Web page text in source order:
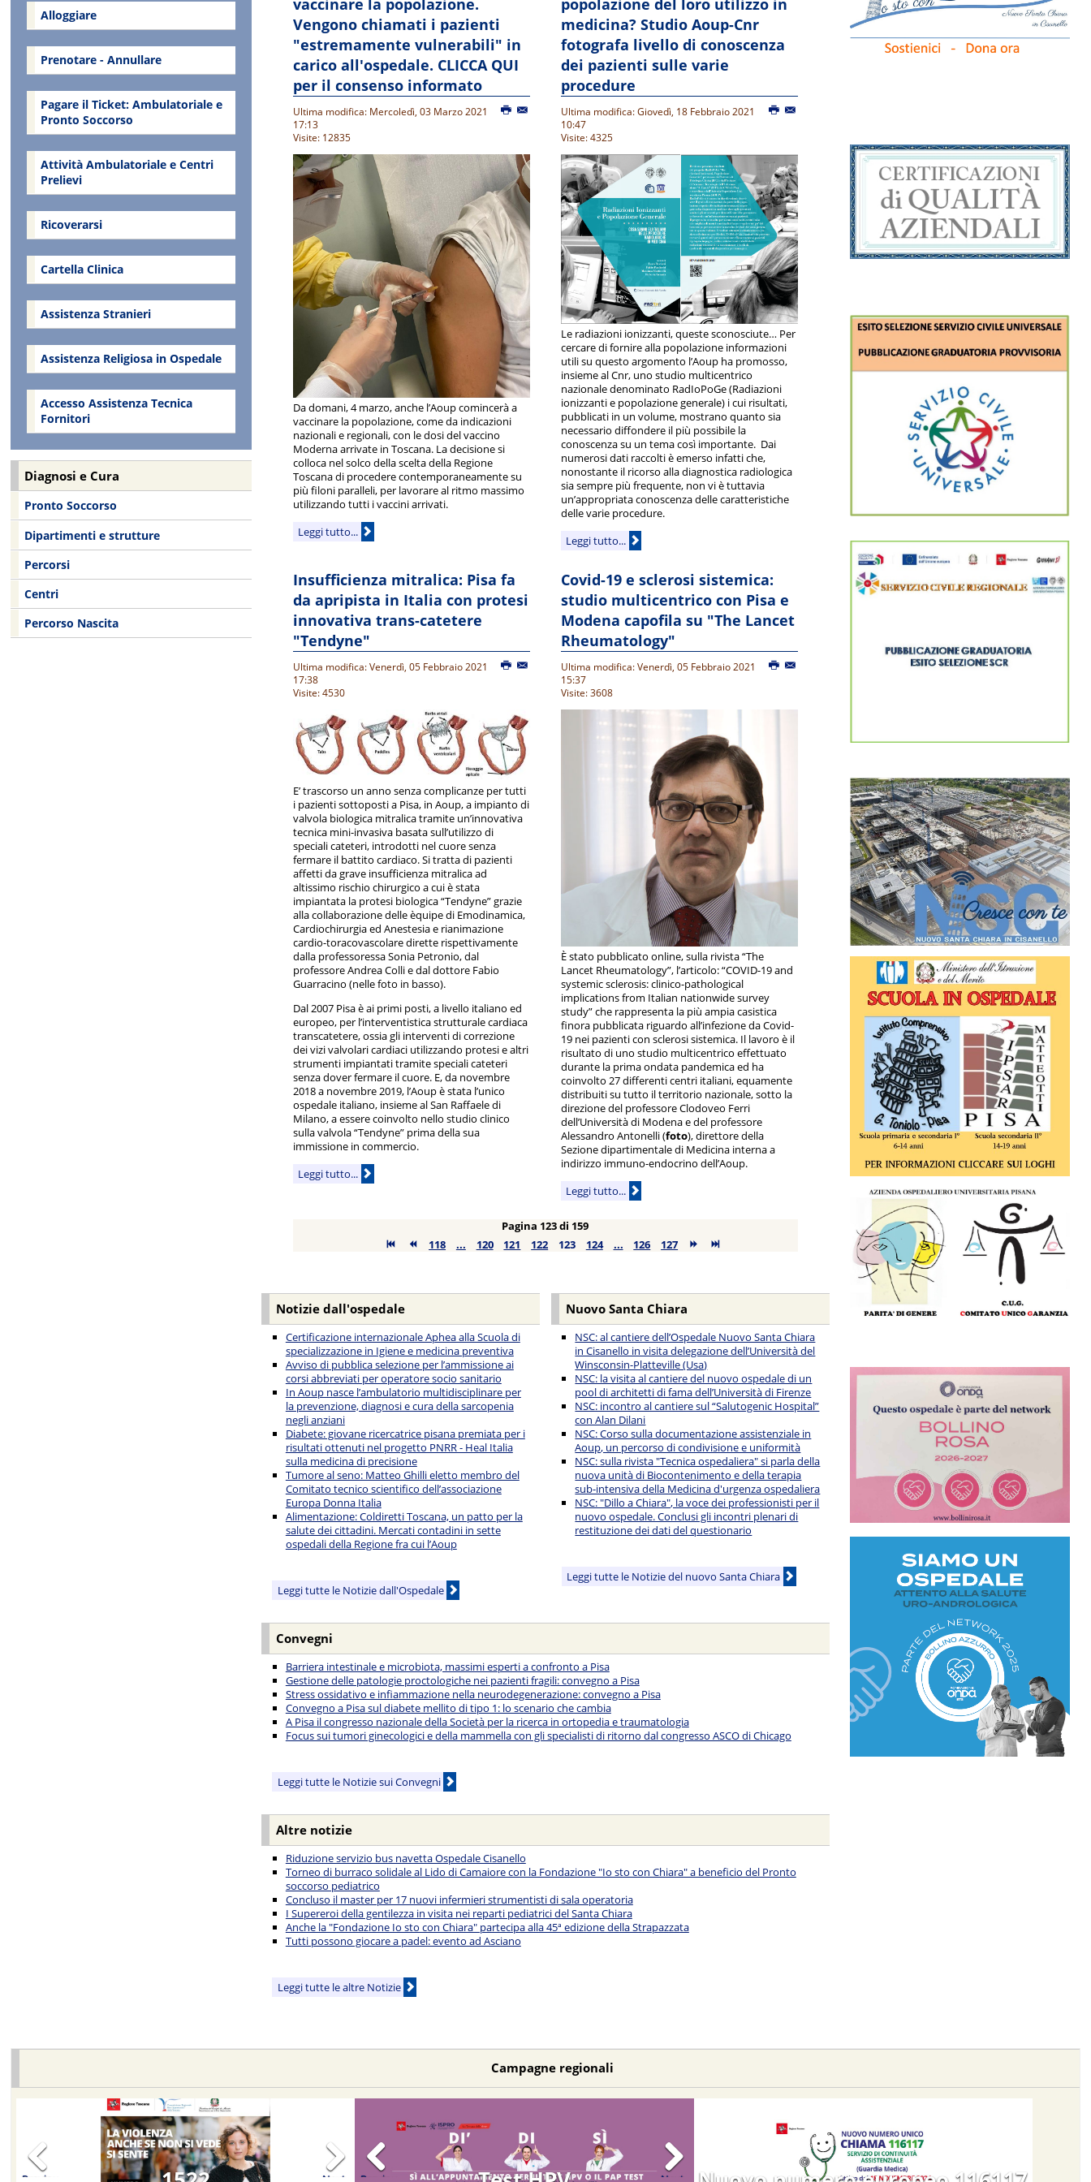
Vengono chiamati i pazienti
"estremamente vulnerabili" in
carico all'ospedale. CLICCA QUI
per il consenso informato
Ultima modifica: Mercoledì, 03 Marzo 2021
17:13
Visite: 12835
Da domani, 4 marzo, anche l’Aoup comincerà a
vaccinare la popolazione, come da indicazioni
nazionali e regionali, con le dosi del vaccino
Moderna arrivate in Toscana. La decisione si
colloca nel solco della scelta della Regione
Toscana di procedere contemporaneamente su
più filoni paralleli, per lavorare al ritmo massimo
utilizzando tutti i vaccini arrivati.
Leggi tutto...
medicina? Studio Aoup-Cnr
fotografa livello di conoscenza
dei pazienti sulle varie
procedure
Ultima modifica: Giovedì, 18 Febbraio 2021
10:47
Visite: 4325
Le radiazioni ionizzanti, queste sconosciute… Per
cercare di fornire alla popolazione informazioni
utili su questo argomento l’Aoup ha promosso,
insieme al Cnr, uno studio multicentrico
nazionale denominato RadIoPoGe (Radiazioni
ionizzanti e popolazione generale) i cui risultati,
pubblicati in un volume, mostrano quanto sia
necessario diffondere il più possibile la
conoscenza su un tema così importante. Dai
numerosi dati raccolti è emerso infatti che,
nonostante il ricorso alla diagnostica radiologica
sia sempre più frequente, non vi è tuttavia
un’appropriata conoscenza delle caratteristiche
delle varie procedure.
Leggi tutto...
Insufficienza mitralica: Pisa fa
da apripista in Italia con protesi
innovativa trans-catetere
"Tendyne"
Ultima modifica: Venerdì, 05 Febbraio 2021
17:38
Visite: 4530
E’ trascorso un anno senza complicanze per tutti
i pazienti sottoposti a Pisa, in Aoup, a impianto di
valvola biologica mitralica tramite un’innovativa
tecnica mini-invasiva basata sull’utilizzo di
speciali cateteri, introdotti nel cuore senza
fermare il battito cardiaco. Si tratta di pazienti
affetti da grave insufficienza mitralica ad
altissimo rischio chirurgico a cui è stata
impiantata la protesi biologica “Tendyne” grazie
alla collaborazione delle èquipe di Emodinamica,
Cardiochirurgia ed Anestesia e rianimazione
cardio-toracovascolare dirette rispettivamente
dalla professoressa Sonia Petronio, dal
professore Andrea Colli e dal dottore Fabio
Guarracino (nelle foto in basso).
Dal 2007 Pisa è ai primi posti, a livello italiano ed
europeo, per l’interventistica strutturale cardiaca
transcatetere, ossia gli interventi di correzione
dei vizi valvolari cardiaci utilizzando protesi e altri
strumenti impiantati tramite speciali cateteri
senza dover fermare il cuore. E, da novembre
2018 a novembre 2019, l’Aoup è stata l’unico
ospedale italiano, insieme al San Raffaele di
Milano, a essere coinvolto nello studio clinico
sulla valvola “Tendyne” prima della sua
immissione in commercio.
Leggi tutto...
Covid-19 e sclerosi sistemica:
studio multicentrico con Pisa e
Modena capofila su "The Lancet
Rheumatology"
Ultima modifica: Venerdì, 05 Febbraio 2021
15:37
Visite: 3608
È stato pubblicato online, sulla rivista “The
Lancet Rheumatology”, l’articolo: “COVID-19 and
systemic sclerosis: clinico-pathological
implications from Italian nationwide survey
study” che rappresenta la più ampia casistica
finora pubblicata riguardo all’infezione da Covid-
19 nei pazienti con sclerosi sistemica. Il lavoro è il
risultato di uno studio multicentrico effettuato
durante la prima ondata pandemica ed ha
coinvolto 27 differenti centri italiani, equamente
distribuiti su tutto il territorio nazionale, sotto la
direzione del professore Clodoveo Ferri
dell’Università di Modena e del professore
Alessandro Antonelli (foto), direttore della
Sezione dipartimentale di Medicina interna a
indirizzo immuno-endocrino dell’Aoup.
Leggi tutto...
Pagina 123 di 159
118
... 120 121 122 123 124 ... 126 127
Notizie dall'ospedale
Certificazione internazionale Aphea alla Scuola di
specializzazione in Igiene e medicina preventiva
Avviso di pubblica selezione per l’ammissione ai
corsi abbreviati per operatore socio sanitario
In Aoup nasce l’ambulatorio multidisciplinare per
la prevenzione, diagnosi e cura della sarcopenia
negli anziani
Diabete: giovane ricercatrice pisana premiata per i
risultati ottenuti nel progetto PNRR - Heal Italia
sulla medicina di precisione
Tumore al seno: Matteo Ghilli eletto membro del
Comitato tecnico scientifico dell’associazione
Europa Donna Italia
Alimentazione: Coldiretti Toscana, un patto per la
salute dei cittadini. Mercati contadini in sette
ospedali della Regione fra cui l’Aoup
Leggi tutte le Notizie dall'Ospedale
Nuovo Santa Chiara
NSC: al cantiere dell’Ospedale Nuovo Santa Chiara
in Cisanello in visita delegazione dell’Università del
Winsconsin-Platteville (Usa)
NSC: la visita al cantiere del nuovo ospedale di un
pool di architetti di fama dell’Università di Firenze
NSC: incontro al cantiere sul “Salutogenic Hospital”
con Alan Dilani
NSC: Corso sulla documentazione assistenziale in
Aoup, un percorso di condivisione e uniformità
NSC: sulla rivista "Tecnica ospedaliera" si parla della
nuova unità di Biocontenimento e della terapia
sub-intensiva della Medicina d'urgenza ospedaliera
NSC: "Dillo a Chiara", la voce dei professionisti per il
nuovo ospedale. Conclusi gli incontri plenari di
restituzione dei dati del questionario
Leggi tutte le Notizie del nuovo Santa Chiara
Convegni
Barriera intestinale e microbiota, massimi esperti a confronto a Pisa
Gestione delle patologie proctologiche nei pazienti fragili: convegno a Pisa
Stress ossidativo e infiammazione nella neurodegenerazione: convegno a Pisa
Convegno a Pisa sul diabete mellito di tipo 1: lo scenario che cambia
A Pisa il congresso nazionale della Società per la ricerca in ortopedia e traumatologia
Focus sui tumori ginecologici e della mammella con gli specialisti di ritorno dal congresso ASCO di Chicago
Leggi tutte le Notizie sui Convegni
Altre notizie
Riduzione servizio bus navetta Ospedale Cisanello
Torneo di burraco solidale al Lido di Camaiore con la Fondazione "Io sto con Chiara" a beneficio del Pronto
soccorso pediatrico
Concluso il master per 17 nuovi infermieri strumentisti di sala operatoria
I Supereroi della gentilezza in visita nei reparti pediatrici del Santa Chiara
Anche la "Fondazione Io sto con Chiara" partecipa alla 45ª edizione della Strapazzata
Tutti possono giocare a padel: evento ad Asciano
Leggi tutte le altre Notizie
Alloggiare
Prenotare - Annullare
Pagare il Ticket: Ambulatoriale e
Pronto Soccorso
Attività Ambulatoriale e Centri
Prelievi
Ricoverarsi
Cartella Clinica
Assistenza Stranieri
Assistenza Religiosa in Ospedale
Accesso Assistenza Tecnica
Fornitori
Diagnosi e Cura
Pronto Soccorso
Dipartimenti e strutture
Percorsi
Centri
Percorso Nascita
Campagne regionali
Previous Next Previous Next